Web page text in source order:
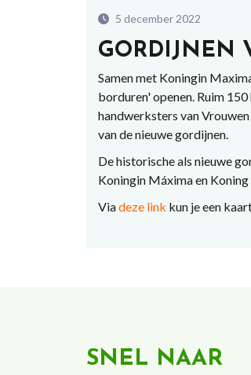
5 december 2022
GORDIJNEN
Samen met Koningin
borduren' openen. Ruim
handwerksters van
van de nieuwe gordijnen.
De historische als nieuwe
Koningin Máxima en
Viadeze link kun je een
SNEL NAAR